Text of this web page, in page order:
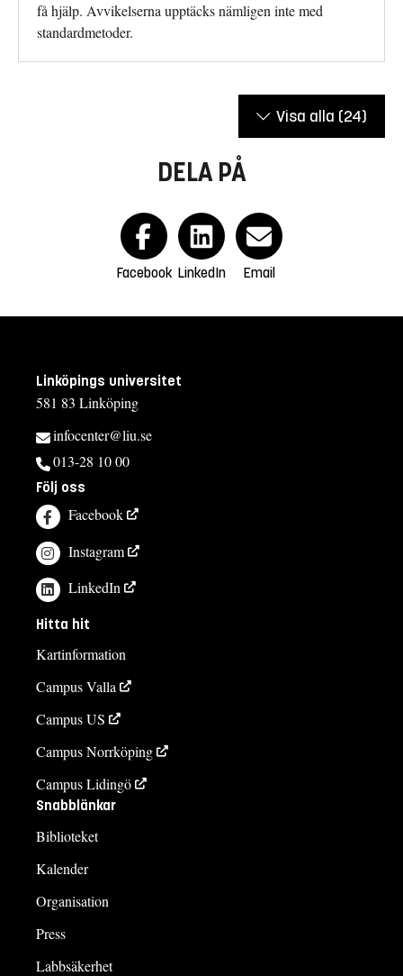
få hjälp. Avvikelserna upptäcks nämligen inte med
standardmetoder.
Visa alla (24)
DELA PÅ
Facebook LinkedIn Email
Linköpings universitet
581 83 Linköping
infocenter@liu.se
013-28 10 00
Följ oss
Facebook
Instagram
LinkedIn
Hitta hit
Kartinformation
Campus Valla
Campus US
Campus Norrköping
Campus Lidingö
Snabblänkar
Biblioteket
Kalender
Organisation
Press
Labbsäkerhet